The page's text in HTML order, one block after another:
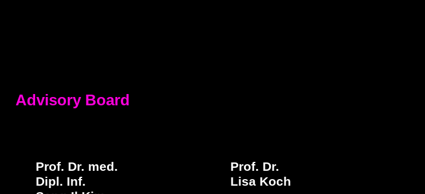
Advisory Board
Prof. Dr. med.
Dipl. Inf.
Prof. Dr.
Lisa Koch